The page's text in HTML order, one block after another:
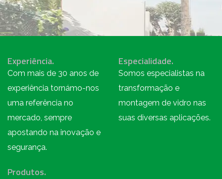
Experiência.
Com mais de 30 anos de
experiência tornámo-nos
uma referência no
mercado, sempre
apostando na inovação e
segurança.
Especialidade.
Somos especialistas na
transformação e
montagem de vidro nas
suas diversas aplicações.
Produtos.